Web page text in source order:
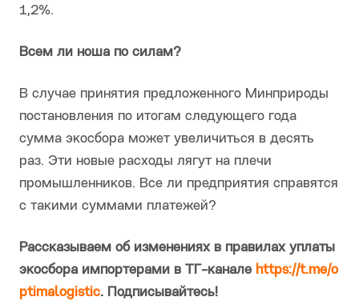
1,2%.
Всем ли ноша по силам?
В случае принятия предложенного Минприроды
постановления по итогам следующего года
сумма экосбора может увеличиться в десять
раз. Эти новые расходы лягут на плечи
промышленников. Все ли предприятия справятся
с такими суммами платежей?
Рассказываем об изменениях в правилах уплаты
экосбора импортерами в ТГ-канале https://t.me/o
ptimalogistic. Подписывайтесь!